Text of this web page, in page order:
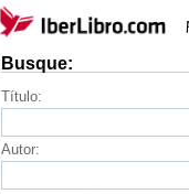
Busque:
Título:
Autor: